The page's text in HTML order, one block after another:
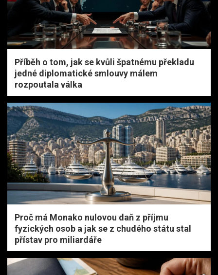
Příběh o tom, jak se kvůli špatnému překladu
jedné diplomatické smlouvy málem
rozpoutala válka
Proč má Monako nulovou daň z příjmu
fyzických osob a jak se z chudého státu stal
přístav pro miliardáře